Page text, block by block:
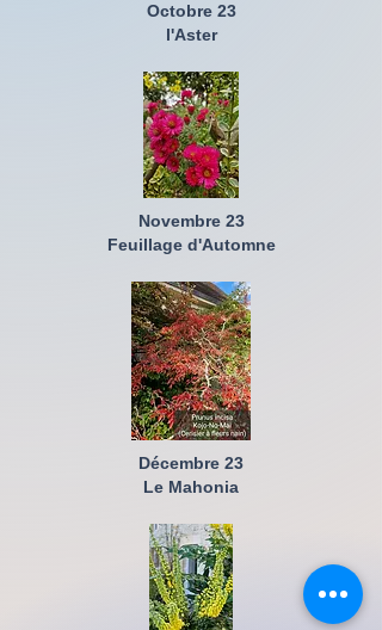
Octobre 23
l'Aster
Novembre 23
Feuillage d'Automne
Décembre 23
Le Mahonia